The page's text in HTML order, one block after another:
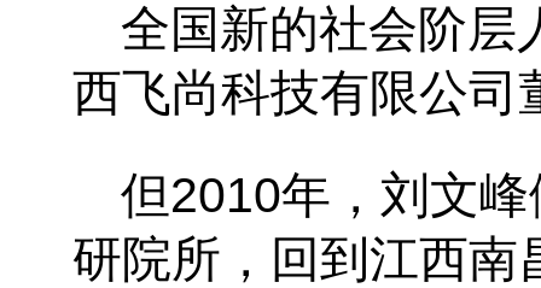
全国新的社会阶层
西飞尚科技有限公司
但2010年，刘文
研院所，回到江西南